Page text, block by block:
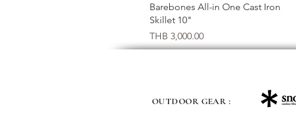
クイックビュー
Barebones All-in One Cast Iron
Skillet 10"
価格
THB 3,000.00
OUTDOOR GEAR :